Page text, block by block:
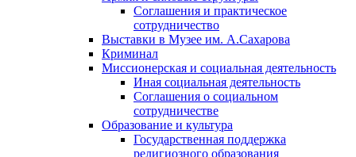
Соглашения и практическое
сотрудничество
Выставки в Музее им. А.Сахарова
Криминал
Миссионерская и социальная деятельность
Иная социальная деятельность
Соглашения о социальном
сотрудничестве
Образование и культура
Государственная поддержка
религиозного образования